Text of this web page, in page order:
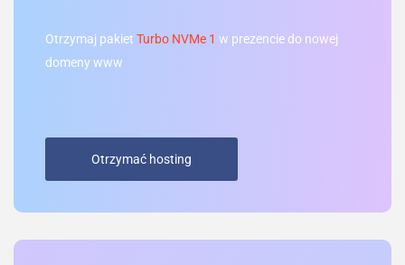
Otrzymaj pakiet Turbo NVMe 1 w prezencie do nowej
domeny www
Otrzymać hosting